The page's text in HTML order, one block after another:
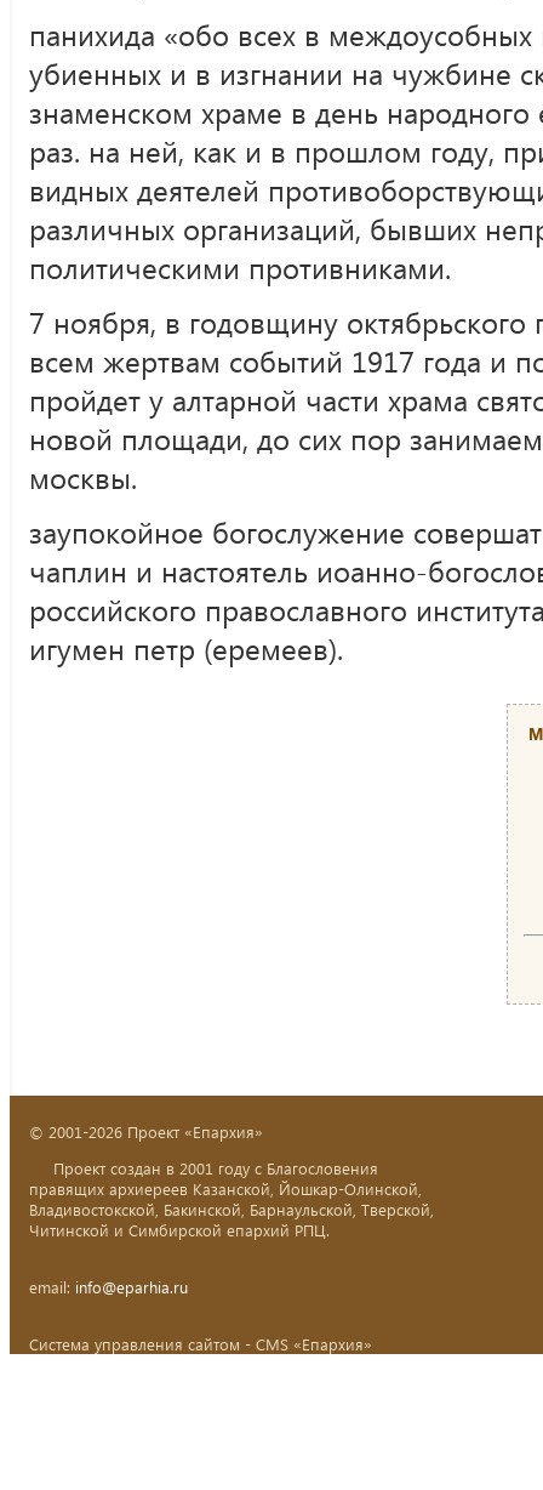
панихида «обо всех в междоусобных
убиенных и в изгнании на чужбине
знаменском храме в день
раз. на ней, как и в прошлом году,
видных деятелей
различных организаций, бывших
политическими противниками.
7 ноября, в годовщину
всем жертвам событий 1917 года и
пройдет у алтарной части храма
новой площади, до сих пор
москвы.
заупокойное богослужение
чаплин и настоятель иоанно-
российского православного
игумен петр (еремеев).
© 2001-2026 Проект «Епархия»
Проект создан в 2001 году с Благословения
правящих архиереев Казанской, Йошкар-Олинской,
Владивостокской, Бакинской, Барнаульской, Тверской,
Читинской и Симбирской епархий РПЦ.
email: info@eparhia.ru
Система управления сайтом - CMS «Епархия»